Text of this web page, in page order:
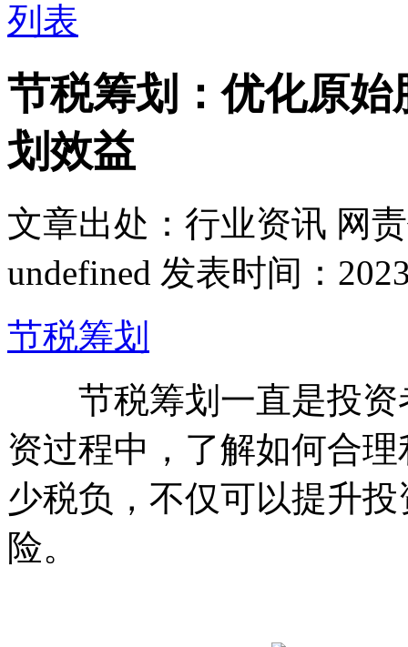
列表
节税筹划：优化原
划效益
文章出处：行业资讯 网
undefined 发表时间：
节税筹划
节税筹划一直是投资
资过程中，了解如何合
少税负，不仅可以提升
险。